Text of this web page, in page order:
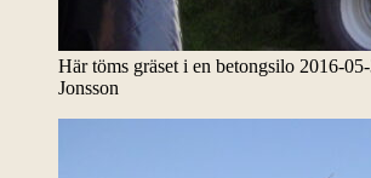
Här töms gräset i en betongsilo 2016-
Jonsson